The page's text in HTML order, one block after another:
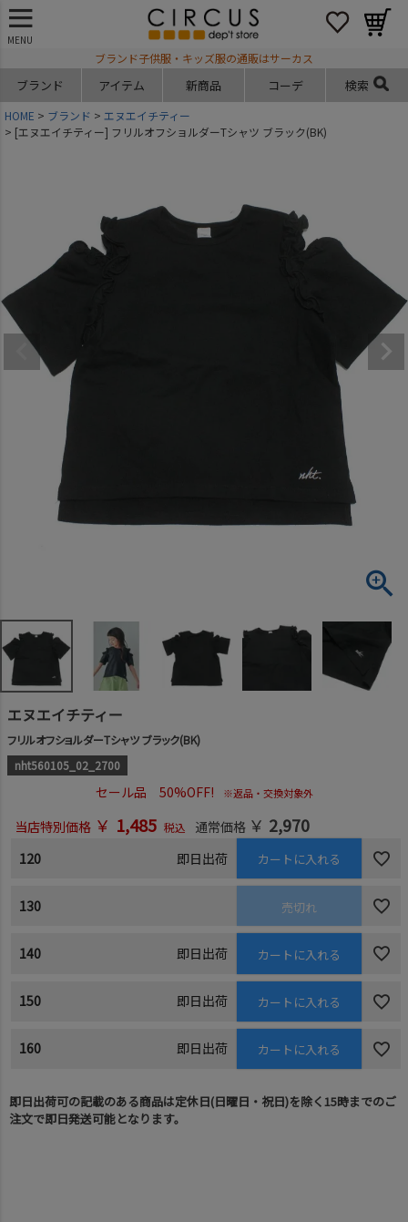
MENU
ブランド子供服・キッズ服の通販はサーカス
ブランド アイテム 新商品 コーデ 検索
HOME ブランド
エヌエイチティー
[エヌエイチティー] フリルオフショルダーTシャツ ブラック(BK)
エヌエイチティー
フリルオフショルダーTシャツ ブラック(BK)
nht560105_02_2700
セール品 50%OFF! ※返品・交換対象外
当店特別価格 ￥ 1,485 税込 通常価格 ￥ 2,970
120 即日出荷 カートに入れる
130 売切れ
140 即日出荷 カートに入れる
150 即日出荷 カートに入れる
160 即日出荷 カートに入れる
即日出荷可の記載のある商品は定休日(日曜日・祝日)を除く15時までのご
注文で即日発送可能となります。